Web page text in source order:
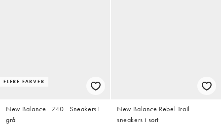
FLERE FARVER
New Balance - 740 - Sneakers i
grå
New Balance Rebel Trail
sneakers i sort